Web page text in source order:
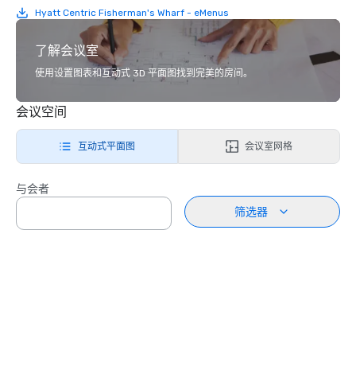
Hyatt Centric Fisherman's Wharf - eMenus
了解会议室
使用设置图表和互动式 3D 平面图找到完美的房间。
会议空间
互动式平面图 会议室网格
与会者
筛选器